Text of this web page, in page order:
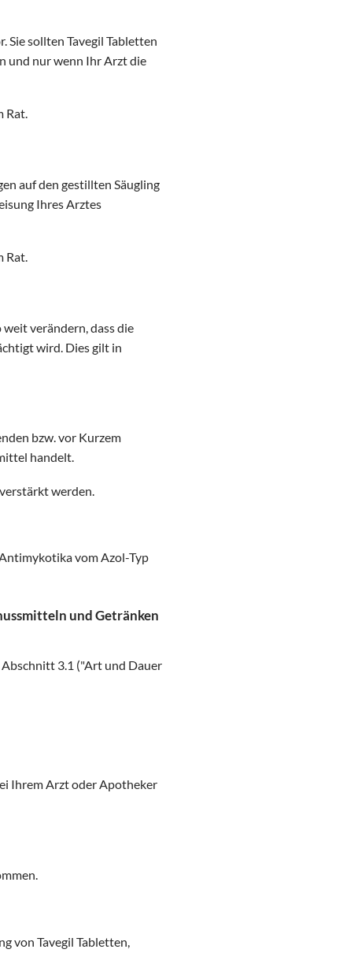
Sie sollten Tavegil Tabletten
und nur wenn Ihr Arzt die
Rat.
auf den gestillten Säugling
Ihres Arztes
Rat.
verändern, dass die
wird. Dies gilt in
bzw. vor Kurzem
handelt.
werden.
vom Azol-Typ
und Getränken
3.1 ("Art und Dauer
Ihrem Arzt oder Apotheker
von Tavegil Tabletten,